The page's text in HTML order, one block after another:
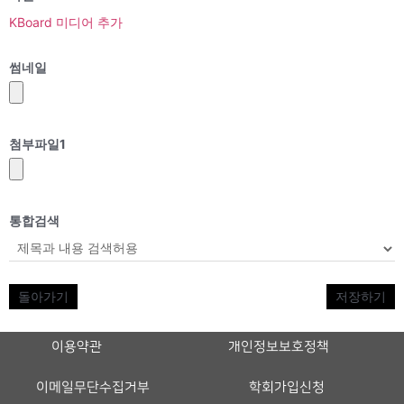
KBoard 미디어 추가
썸네일
첨부파일1
통합검색
돌아가기 저장하기
이용약관 개인정보보호정책
이메일무단수집거부 학회가입신청